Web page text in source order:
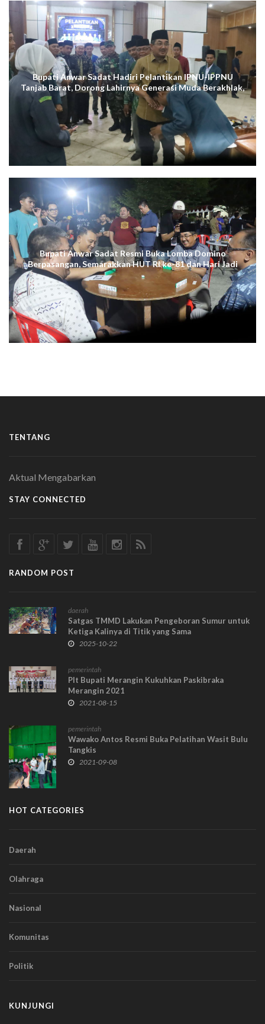
Bupati Anwar Sadat Hadiri Pelantikan IPNU-IPPNU
Tanjab Barat, Dorong Lahirnya Generasi Muda Berakhlak,
Cerdas Digital, dan Berdaya Saing
Bupati Anwar Sadat Resmi Buka Lomba Domino
Berpasangan, Semarakkan HUT RI ke-81 dan Hari Jadi
ke-61 Tanjab Barat
TENTANG
Aktual Mengabarkan
STAY CONNECTED
RANDOM POST
daerah
Satgas TMMD Lakukan Pengeboran Sumur untuk
Ketiga Kalinya di Titik yang Sama
2025-10-22
pemerintah
Plt Bupati Merangin Kukuhkan Paskibraka
Merangin 2021
2021-08-15
pemerintah
Wawako Antos Resmi Buka Pelatihan Wasit Bulu
Tangkis
2021-09-08
HOT CATEGORIES
Daerah
Olahraga
Nasional
Komunitas
Politik
KUNJUNGI